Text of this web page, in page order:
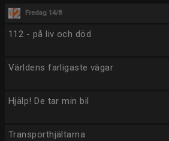
Fredag 14/8
112 - på liv och död
Världens farligaste vägar
Hjälp! De tar min bil
Transporthjältarna